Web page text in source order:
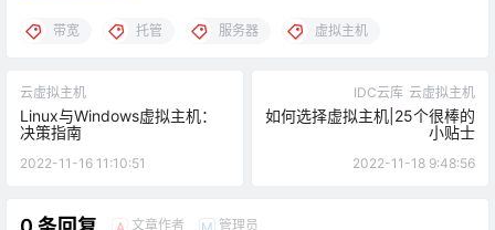
带宽 托管 服务器 虚拟主机
云虚拟主机
Linux与Windows虚拟主机：
决策指南
2022-11-16 11:10:51
IDC云库 云虚拟主机
如何选择虚拟主机|25个很棒的
小贴士
2022-11-18 9:48:56
文章作者 管理员